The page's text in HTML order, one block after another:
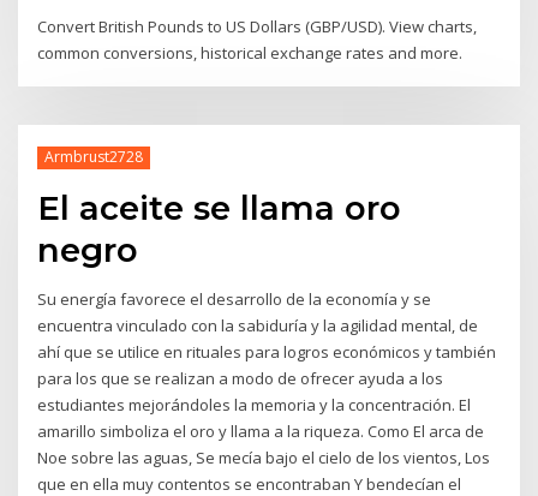
Convert British Pounds to US Dollars (GBP/USD). View charts,
common conversions, historical exchange rates and more.
Armbrust2728
El aceite se llama oro
negro
Su energía favorece el desarrollo de la economía y se
encuentra vinculado con la sabiduría y la agilidad mental, de
ahí que se utilice en rituales para logros económicos y también
para los que se realizan a modo de ofrecer ayuda a los
estudiantes mejorándoles la memoria y la concentración. El
amarillo simboliza el oro y llama a la riqueza. Como El arca de
Noe sobre las aguas, Se mecía bajo el cielo de los vientos, Los
que en ella muy contentos se encontraban Y bendecían el